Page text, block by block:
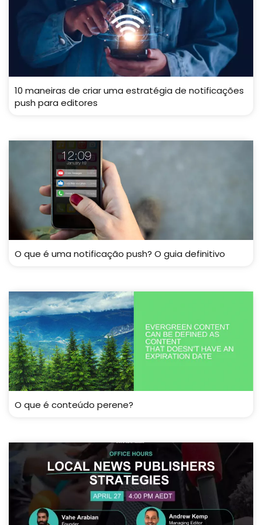
10 maneiras de criar uma estratégia de notificações
push para editores
O que é uma notificação push? O guia definitivo
O que é conteúdo perene?